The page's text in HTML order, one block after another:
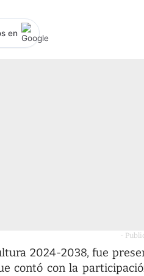
en
-
2024-2038, fue
contó con la